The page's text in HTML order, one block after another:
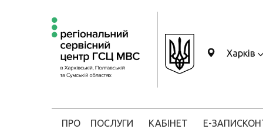
Харків
ПРО ПОСЛУГИ КАБІНЕТ Е-ЗАПИС